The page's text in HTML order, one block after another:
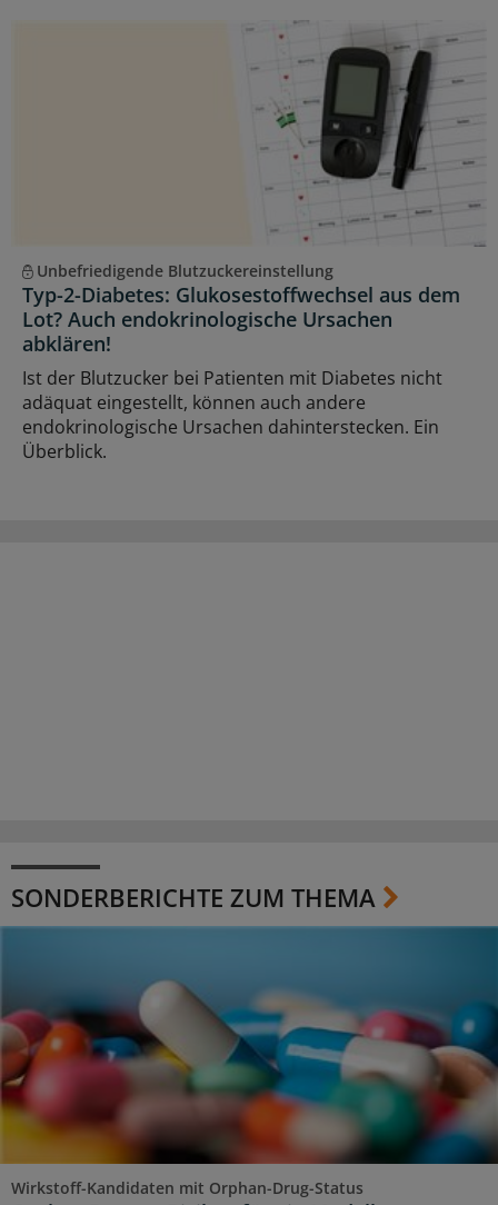
Unbefriedigende Blutzuckereinstellung
Typ-2-Diabetes: Glukosestoffwechsel aus dem
Lot? Auch endokrinologische Ursachen
abklären!
Ist der Blutzucker bei Patienten mit Diabetes nicht
adäquat eingestellt, können auch andere
endokrinologische Ursachen dahinterstecken. Ein
Überblick.
SONDERBERICHTE ZUM THEMA
Wirkstoff-Kandidaten mit Orphan-Drug-Status